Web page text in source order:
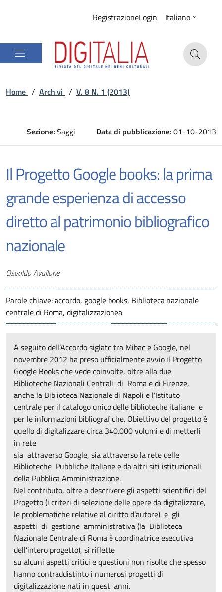
RegistrazioneLogin Italiano
Home / Archivi / V. 8 N. 1 (2013)
Sezione: Saggi Data di pubblicazione: 01-10-2013
Il Progetto Google books: la prima
grande esperienza di accesso
diretto al patrimonio bibliografico
nazionale
Autori
Osvaldo Avallone
Parole chiave: accordo, google books, Biblioteca nazionale
centrale di Roma, digitalizzazionea
A seguito dell’Accordo siglato tra Mibac e Google, nel
novembre 2012 ha preso ufficialmente avvio il Progetto
Google Books che vede coinvolte, oltre alla due
Biblioteche Nazionali Centrali di Roma e di Firenze,
anche la Biblioteca Nazionale di Napoli e l’Istituto
centrale per il catalogo unico delle biblioteche italiane e
per le informazioni bibliografiche. Obiettivo del progetto è
quello di digitalizzare circa 340.000 volumi e di metterli
in rete
sia attraverso Google, sia attraverso la rete delle
Biblioteche Pubbliche Italiane e da altri siti istituzionali
della Pubblica Amministrazione.
Nel contributo, oltre a descrivere gli aspetti scientifici del
Progetto (i criteri di selezione delle opere da digitalizzare,
le problematiche relative al diritto d’autore) e gli
aspetti di gestione amministrativa (la Biblioteca
Nazionale Centrale di Roma è coordinatrice esecutiva
dell’intero progetto), si riflette
su alcuni aspetti critici e questioni non risolte che spesso
hanno contraddistinto i numerosi progetti di
digitalizzazione nati in questi anni.